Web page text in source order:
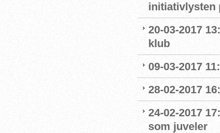
initiativlysten
20-03-2017
klub
09-03-2017
28-02-2017
24-02-2017
som juveler